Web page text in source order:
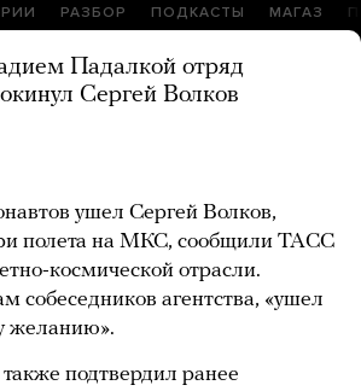
РАЗБОР ПОДКАСТЫ МАГАЗ
Падалкой отряд
Сергей Волков
ушел Сергей Волков,
полета на МКС, сообщили ТАСС
космической отрасли.
собеседников агентства, «ушел
желанию».
подтвердил ранее